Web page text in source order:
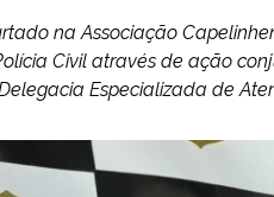
na Associação
Civil através de ação
Especializada de